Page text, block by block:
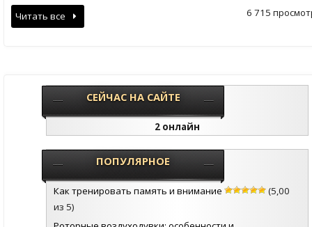
6 715
Читать все
СЕЙЧАС НА САЙТЕ
2 онлайн
ПОПУЛЯРНОЕ
Как тренировать память и внимание
(5,00
из 5)